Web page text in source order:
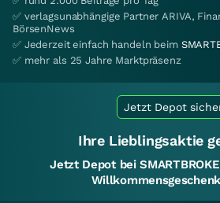
✅ verlagsunabhängige Partner ARIVA,
BörsenNews
✅ Jederzeit einfach handeln beim
✅ mehr als 25 Jahre Marktpräsenz
Jetzt Depot
Ihre Lieblingsaktie
Jetzt Depot bei